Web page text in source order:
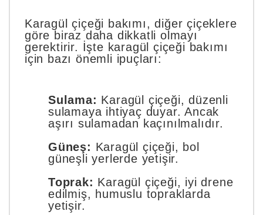
Karagül çiçeği bakımı, diğer çiçeklere
göre biraz daha dikkatli olmayı
gerektirir. İşte karagül çiçeği bakımı
için bazı önemli ipuçları:
Sulama: Karagül çiçeği, düzenli
sulamaya ihtiyaç duyar. Ancak
aşırı sulamadan kaçınılmalıdır.
Güneş: Karagül çiçeği, bol
güneşli yerlerde yetişir.
Toprak: Karagül çiçeği, iyi drene
edilmiş, humuslu topraklarda
yetişir.